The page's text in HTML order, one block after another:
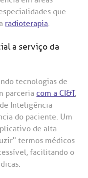
que
radioterapia.
a serviço da
tecnologias de
parceriacom a CI&T,
Inteligência
do paciente. Um
de alta
termos médicos
facilitando o